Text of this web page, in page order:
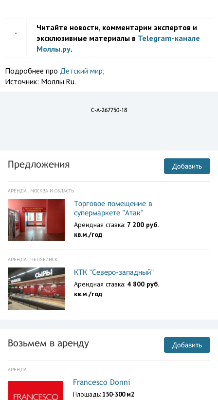
Читайте новости, комментарии экспертов и
эксклюзивные материалы в Telegram-канале
Моллы.ру.
Подробнее про Детский мир;
Источник: Моллы.Ru.
C-A-267750-18
Предложения Добавить
АРЕНДА , МОСКВА И ОБЛАСТЬ
Торговое помещение в
супермаркете "Атак"
Арендная ставка: 7 200 руб.
кв.м./год
АРЕНДА , ЧЕЛЯБИНСК
КТК "Северо-западный"
Арендная ставка: 4 800 руб.
кв.м./год
Возьмем в аренду Добавить
АРЕНДА
Francesco Donni
Площадь:150-300 м2